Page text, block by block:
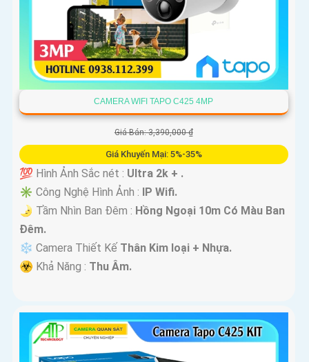
CAMERA WIFI TAPO C425 4MP
Giá Bán: 3,390,000 ₫
Giá Khuyến Mại: 5%-35%
💯 Hình Ảnh Sắc nét : Ultra 2k + .
✳️ Công Nghệ Hình Ảnh : IP Wifi.
🌛 Tầm Nhìn Ban Đêm : Hồng Ngoại 10m Có Màu Ban
Ðêm.
❄ Camera Thiết Kế Thân Kim loại + Nhựa.
️☣️ Khả Năng : Thu Âm.